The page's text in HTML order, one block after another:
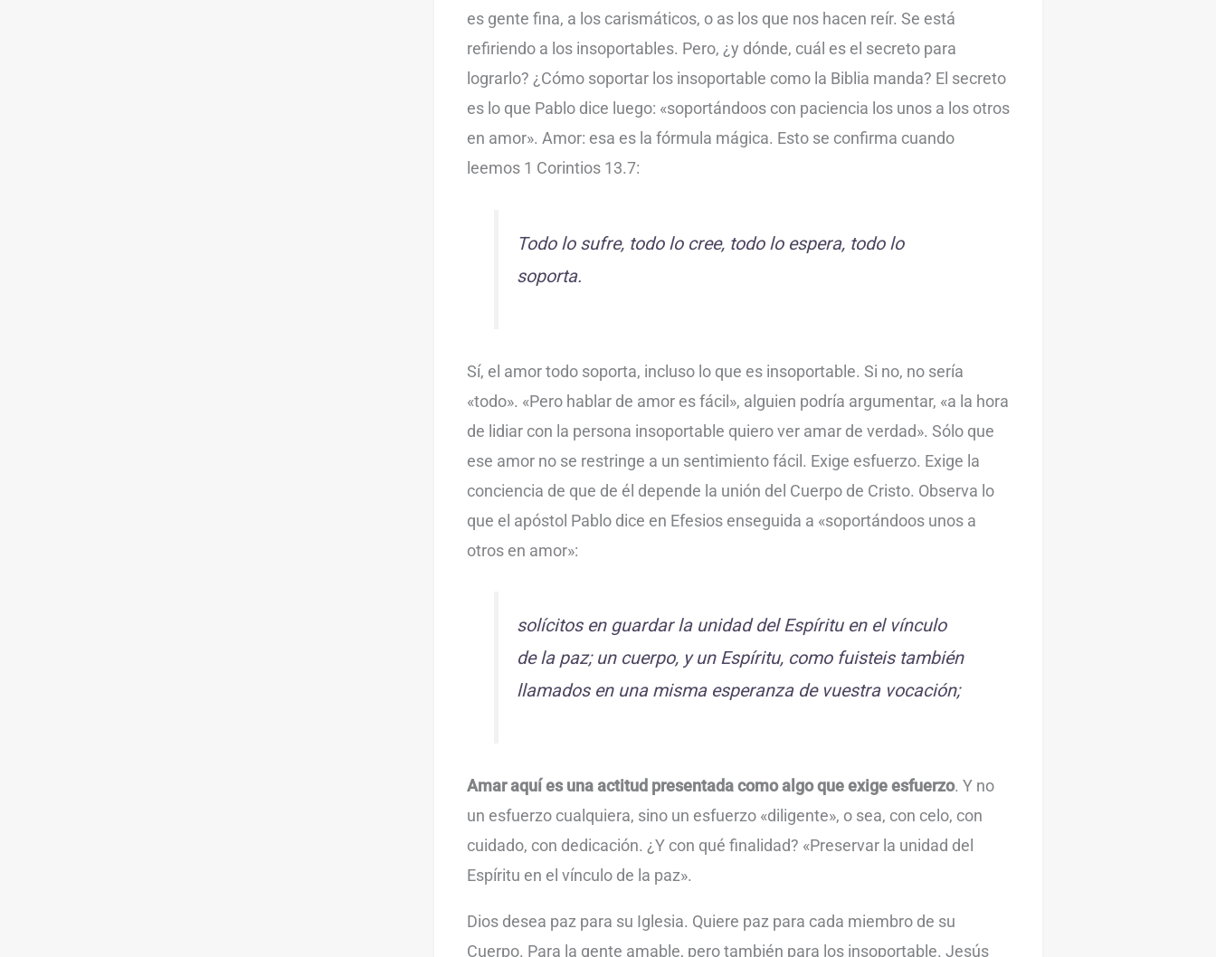
es gente fina, a los carismáticos, o as los que nos hacen reír. Se está
refiriendo a los insoportables. Pero, ¿y dónde, cuál es el secreto para
lograrlo? ¿Cómo soportar los insoportable como la Biblia manda? El secreto
es lo que Pablo dice luego: «soportándoos con paciencia los unos a los otros
en amor». Amor: esa es la fórmula mágica. Esto se confirma cuando
leemos 1 Corintios 13.7:
Todo lo sufre, todo lo cree, todo lo espera, todo lo
soporta.
Sí, el amor todo soporta, incluso lo que es insoportable. Si no, no sería
«todo». «Pero hablar de amor es fácil», alguien podría argumentar, «a la hora
de lidiar con la persona insoportable quiero ver amar de verdad». Sólo que
ese amor no se restringe a un sentimiento fácil. Exige esfuerzo. Exige la
conciencia de que de él depende la unión del Cuerpo de Cristo. Observa lo
que el apóstol Pablo dice en Efesios enseguida a «soportándoos unos a
otros en amor»:
solícitos en guardar la unidad del Espíritu en el vínculo
de la paz; un cuerpo, y un Espíritu, como fuisteis también
llamados en una misma esperanza de vuestra vocación;
Amar aquí es una actitud presentada como algo que exige esfuerzo. Y no
un esfuerzo cualquiera, sino un esfuerzo «diligente», o sea, con celo, con
cuidado, con dedicación. ¿Y con qué finalidad? «Preservar la unidad del
Espíritu en el vínculo de la paz».
Dios desea paz para su Iglesia. Quiere paz para cada miembro de su
Cuerpo. Para la gente amable, pero también para los insoportable. Jesús